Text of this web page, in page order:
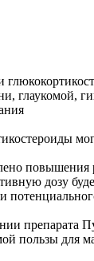
глаукомой,
повышения
дозу
препарата
пользы для